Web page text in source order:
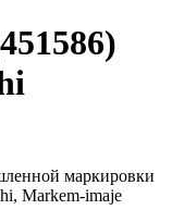
маркировки
Markem-imaje